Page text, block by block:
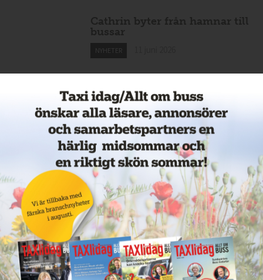
Cathrin byter från hamnar till
bussar
NYHETER
NYHETER 11 juni 2026
Nytt taxibolag i Borlänge
NYHETER 11 juni 2026
Taxibommar fick inte avsedd
effekt vid Lund C
NYHETER 10 juni 2026
Nytt taxibolag i Borlänge
NYHETER 10 juni 2026